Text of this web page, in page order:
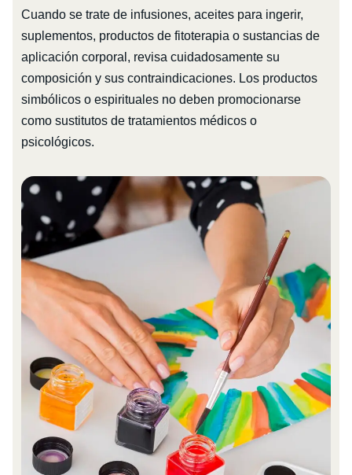
Cuando se trate de infusiones, aceites para ingerir,
suplementos, productos de fitoterapia o sustancias de
aplicación corporal, revisa cuidadosamente su
composición y sus contraindicaciones. Los productos
simbólicos o espirituales no deben promocionarse
como sustitutos de tratamientos médicos o
psicológicos.